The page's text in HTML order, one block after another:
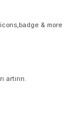
& more
artırın.